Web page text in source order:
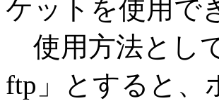
ケットを使用で
使用方法とし
ftp」とすると、